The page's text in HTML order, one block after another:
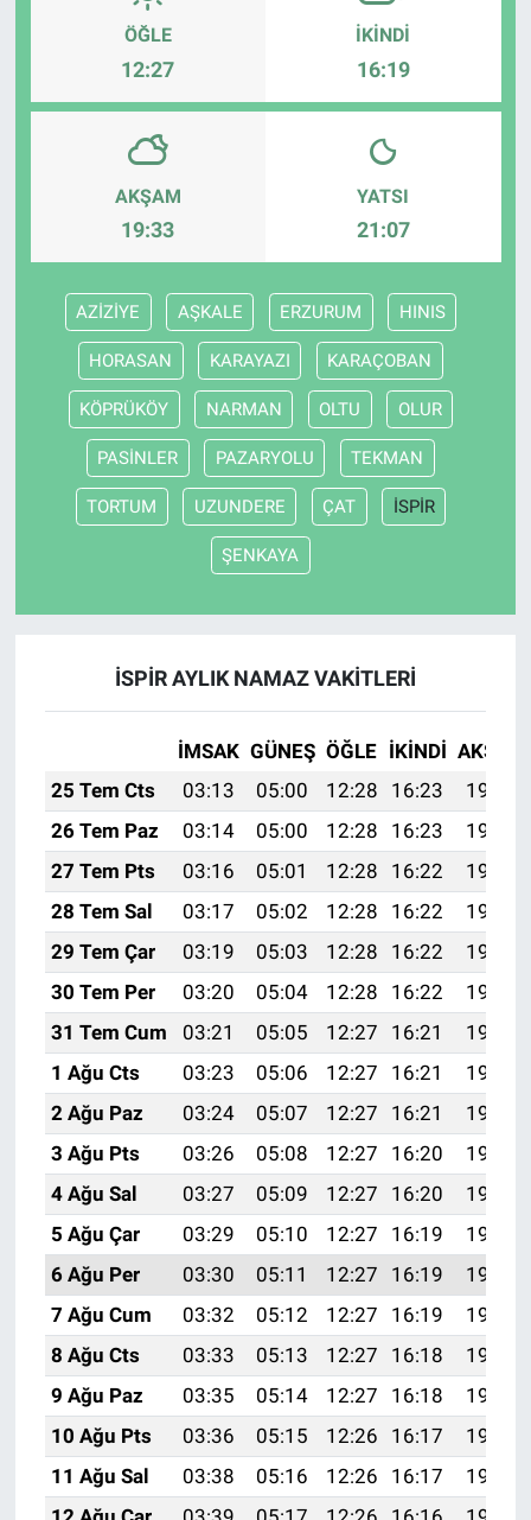
ÖĞLE
12:27
İKINDI
16:19
AKŞAM
19:33
YATSI
21:07
AZİZİYE AŞKALE ERZURUM HINIS
HORASAN KARAYAZI KARAÇOBAN
KÖPRÜKÖY NARMAN OLTU OLUR
PASİNLER PAZARYOLU TEKMAN
TORTUM UZUNDERE ÇAT İSPİR
ŞENKAYA
İSPİR AYLIK NAMAZ VAKITLERI
İMSAK GÜNEŞ ÖĞLE İKINDI AKŞAM
25 Tem Cts
03:13 05:00 12:28 16:23
19:46
26 Tem Paz
03:14 05:00 12:28 16:23
19:45
27 Tem Pts
03:16 05:01 12:28 16:22
19:44
28 Tem Sal
03:17 05:02 12:28 16:22
19:43
29 Tem Çar
03:19 05:03 12:28 16:22
19:42
30 Tem Per
03:20 05:04 12:28 16:22
19:41
31 Tem Cum
03:21 05:05 12:27 16:21
19:40
1 Ağu Cts
03:23 05:06 12:27 16:21
19:39
2 Ağu Paz
03:24 05:07 12:27 16:21
19:38
3 Ağu Pts
03:26 05:08 12:27 16:20
19:37
4 Ağu Sal
03:27 05:09 12:27 16:20
19:36
5 Ağu Çar
03:29 05:10 12:27 16:19
19:34
6 Ağu Per
03:30 05:11 12:27 16:19
19:33
7 Ağu Cum
03:32 05:12 12:27 16:19
19:32
8 Ağu Cts
03:33 05:13 12:27 16:18
19:31
9 Ağu Paz
03:35 05:14 12:27 16:18
19:30
10 Ağu Pts
03:36 05:15 12:26 16:17
19:28
11 Ağu Sal
03:38 05:16 12:26 16:17
19:27